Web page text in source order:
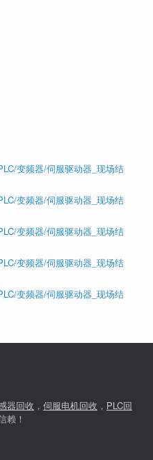
变频器/伺服驱动器_现场结
变频器/伺服驱动器_现场结
变频器/伺服驱动器_现场结
变频器/伺服驱动器_现场结
变频器/伺服驱动器_现场结
器回收 ， 伺服电机回收 ， PLC回
赖！